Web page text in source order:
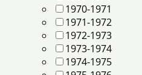
1970-1971
1971-1972
1972-1973
1973-1974
1974-1975